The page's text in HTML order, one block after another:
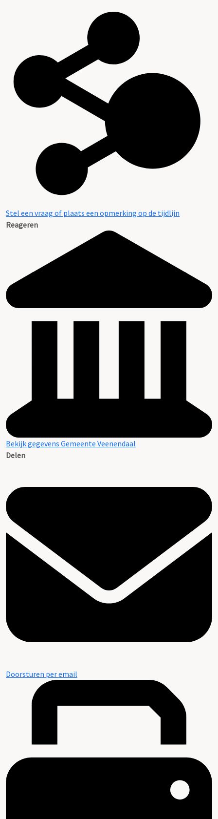
Stel een vraag of plaats een opmerking op de tijdlijn
Reageren
Bekijk gegevens Gemeente Veenendaal
Delen
Doorsturen per email